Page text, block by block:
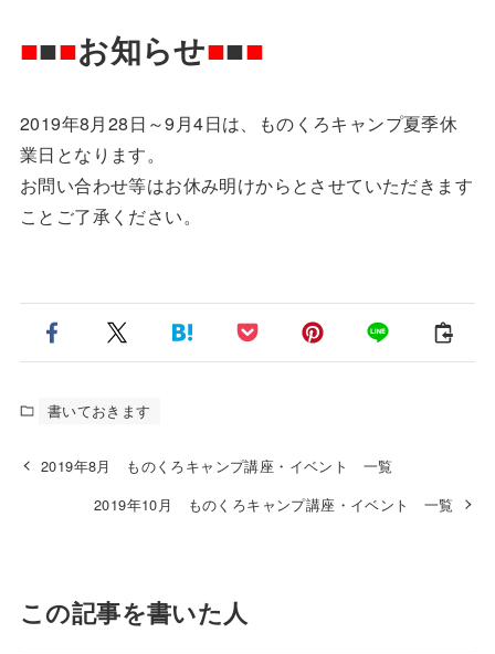
■■■お知らせ■■■
2019年8月28日～9月4日は、ものくろキャンプ夏季休
業日となります。
お問い合わせ等はお休み明けからとさせていただきます
ことご了承ください。
書いておきます
2019年8月 ものくろキャンプ講座・イベント 一覧
2019年10月 ものくろキャンプ講座・イベント 一覧
この記事を書いた人